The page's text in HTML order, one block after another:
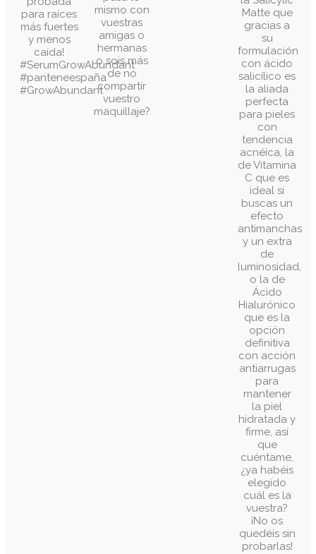
para raíces
más fuertes
y menos
caída!
#SerumGrowAbundant
#panteneespaña
#GrowAbundant
mismo con
vuestras
amigas o
hermanas
o sois más
de no
compartir
vuestro
maquillaje?
Matte que
gracias a
su
formulación
con ácido
salicílico es
la aliada
perfecta
para pieles
con
tendencia
acnéica, la
de Vitamina
C que es
ideal si
buscas un
efecto
antimanchas
y un extra
de
luminosidad,
o la de
Ácido
Hialurónico
que es la
opción
definitiva
con acción
antiarrugas
para
mantener
la piel
hidratada y
firme, así
que
cuéntame,
¿ya habéis
elegido
cuál es la
vuestra?
¡No os
quedéis sin
probarlas!